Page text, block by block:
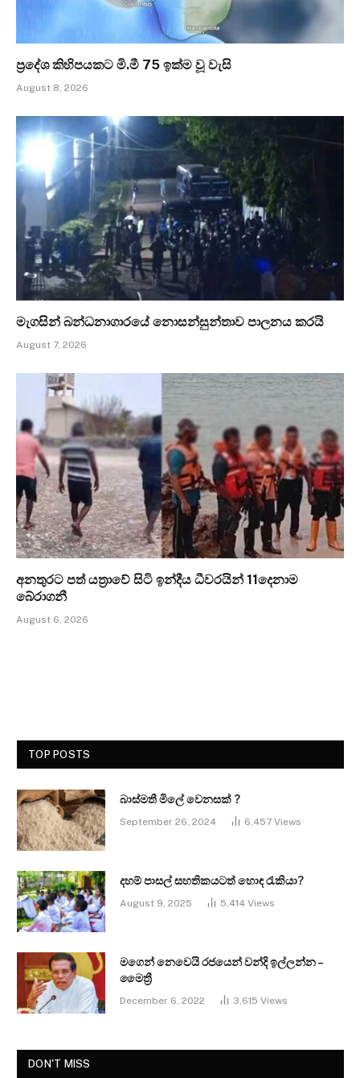
ප්‍රදේශ කිහිපයකට මි.මී 75 ඉක්ම වූ වැසි
August 8, 2026
මැගසින් බන්ධනාගාරයේ නොසන්සුන්තාව පාලනය කරයි
August 7, 2026
අනතුරට පත් යත්‍රාවේ සිටි ඉන්දීය ධීවරයින් 11දෙනාම
බේරාගනී
August 6, 2026
TOP POSTS
බාස්මතී මිලේ වෙනසක් ?
September 26, 2024 6,457 Views
දහම් පාසල් සහතිකයටත් හොඳ රැකියා?
August 9, 2025 5,414 Views
මගෙන් නෙවෙයි රජයෙන් වන්දි ඉල්ලන්න –
මෛත්‍රී
December 6, 2022 3,615 Views
DON'T MISS